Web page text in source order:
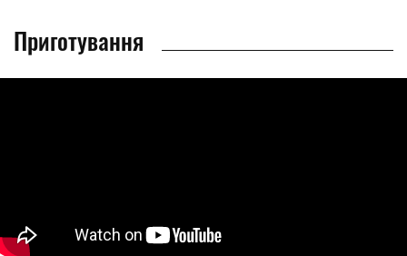
Приготування